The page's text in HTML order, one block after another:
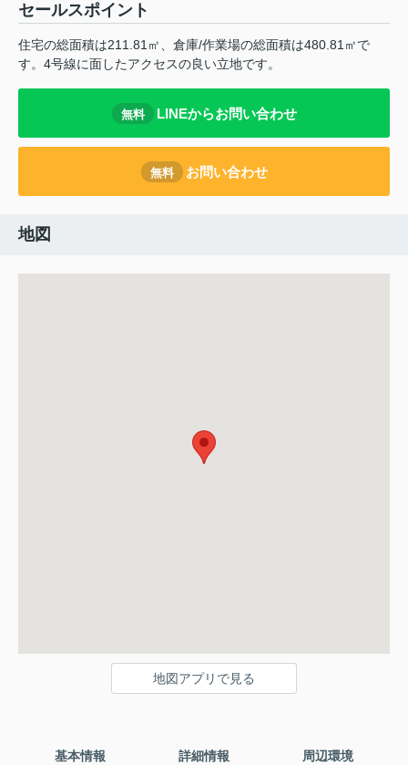
セールスポイント
住宅の総面積は211.81㎡、倉庫/作業場の総面積は480.81㎡で
す。4号線に面したアクセスの良い立地です。
無料 LINEからお問い合わせ
無料 お問い合わせ
地図
地図アプリで見る
基本情報 詳細情報 周辺環境